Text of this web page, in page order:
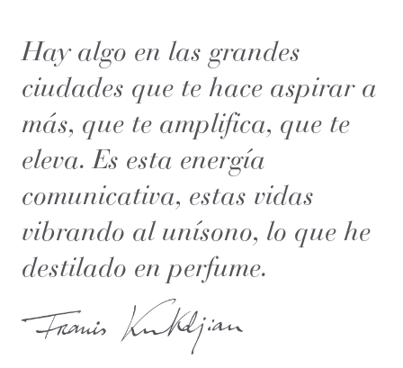
Hay algo en las grandes
ciudades que te hace aspirar a
más, que te amplifica, que te
eleva. Es esta energía
comunicativa, estas vidas
vibrando al unísono, lo que he
destilado en perfume.